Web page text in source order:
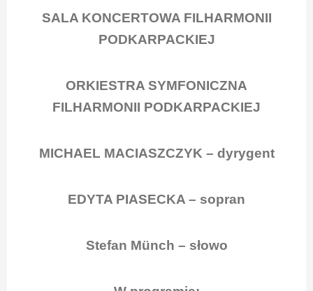
SALA KONCERTOWA FILHARMONII
PODKARPACKIEJ
ORKIESTRA SYMFONICZNA
FILHARMONII PODKARPACKIEJ
MICHAEL MACIASZCZYK – dyrygent
EDYTA PIASECKA – sopran
Stefan Münch – słowo